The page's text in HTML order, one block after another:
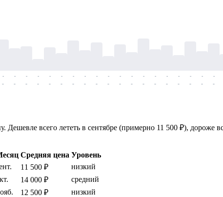
-
-
-
-
-
-
-
-
-
-
-
-
-
-
-
-
-
-
-
-
-
-
-
-
-
-
-
-
-
-
-
-
-
-
-
-
-
-
всего лететь в сентябре (примерно 11 500 ₽), дороже
Средняя цена Уровень
11 500 ₽
низкий
14 000 ₽
средний
12 500 ₽
низкий